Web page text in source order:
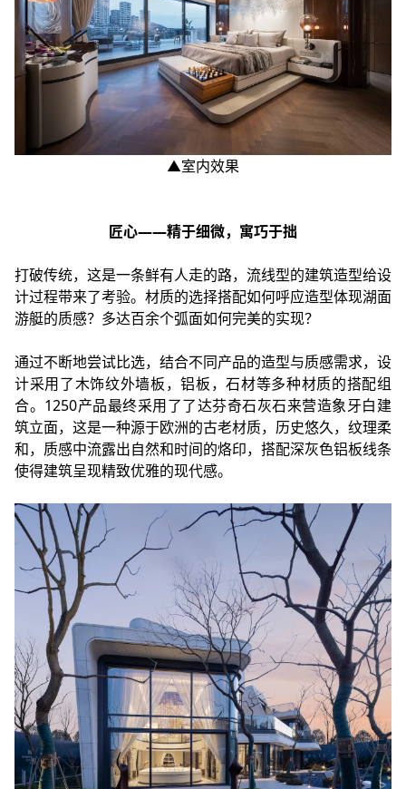
▲室内效果
匠心——精于细微，寓巧于拙
打破传统，这是一条鲜有人走的路，流线型的建筑造型给设
计过程带来了考验。材质的选择搭配如何呼应造型体现湖面
游艇的质感？多达百余个弧面如何完美的实现？
通过不断地尝试比选，结合不同产品的造型与质感需求，设
计采用了木饰纹外墙板，铝板，石材等多种材质的搭配组
合。1250产品最终采用了了达芬奇石灰石来营造象牙白建
筑立面，这是一种源于欧洲的古老材质，历史悠久，纹理柔
和，质感中流露出自然和时间的烙印，搭配深灰色铝板线条
使得建筑呈现精致优雅的现代感。